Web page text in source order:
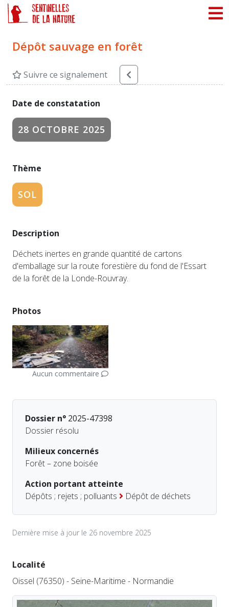
Dépôt sauvage en forêt
Suivre ce signalement
Date de constatation
28 OCTOBRE 2025
Thème
SOL
Description
Déchets inertes en grande quantité de cartons
d'emballage sur la route forestière du fond de l'Essart
de la forêt de la Londe-Rouvray.
Photos
Aucun commentaire
Dossier n° 2025-47398
Dossier résolu
Milieux concernés
Forêt – zone boisée
Action portant atteinte
Dépôts ; rejets ; polluants
Dépôt de déchets
Dernière mise à jour le 26 novembre 2025
Localité
Oissel (76350) - Seine-Maritime - Normandie
Panneau de gestion des cookies